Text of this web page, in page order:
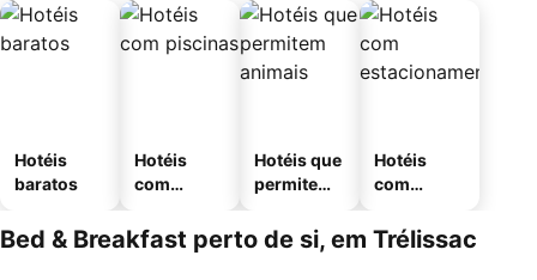
Hotéis
baratos
Hotéis
com
Hotéis que
permitem
Hotéis
com
mento
Bed & Breakfast perto de si, em Trélissac